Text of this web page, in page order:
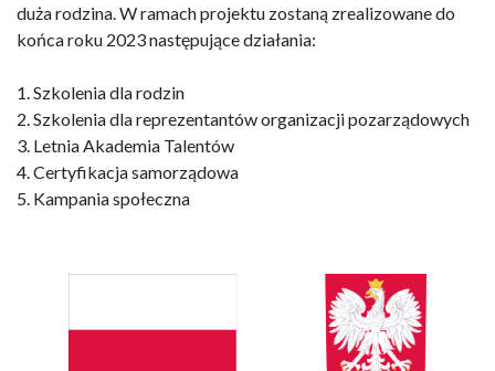
duża rodzina. W ramach projektu zostaną zrealizowane do
końca roku 2023 następujące działania:
1. Szkolenia dla rodzin
2. Szkolenia dla reprezentantów organizacji pozarządowych
3. Letnia Akademia Talentów
4. Certyfikacja samorządowa
5. Kampania społeczna